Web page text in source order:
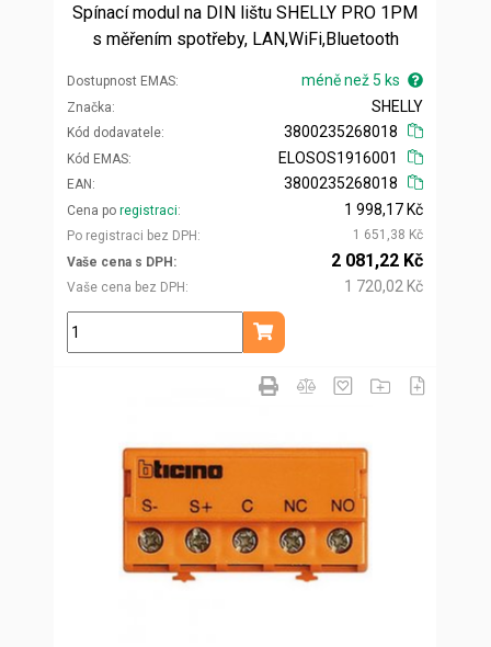
Spínací modul na DIN lištu SHELLY PRO 1PM
s měřením spotřeby, LAN,WiFi,Bluetooth
Dostupnost EMAS méně než 5 ks
Značka
Kód dodavatele
SHELLY
3800235268018
Kód EMAS
EAN
ELOSOS1916001
3800235268018
Cena po registraci
Po registraci bez DPH
1 998,17 Kč
1 651,38 Kč
Vaše cena s DPH
Vaše cena bez DPH
2 081,22 Kč
1 720,02 Kč
ks
Přidat do košíku